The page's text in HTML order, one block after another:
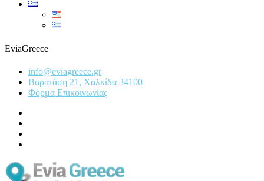
EviaGreece
info@eviagreece.gr
Βαρατάση 21, Χαλκίδα 34100
Φόρμα Επικοινωνίας